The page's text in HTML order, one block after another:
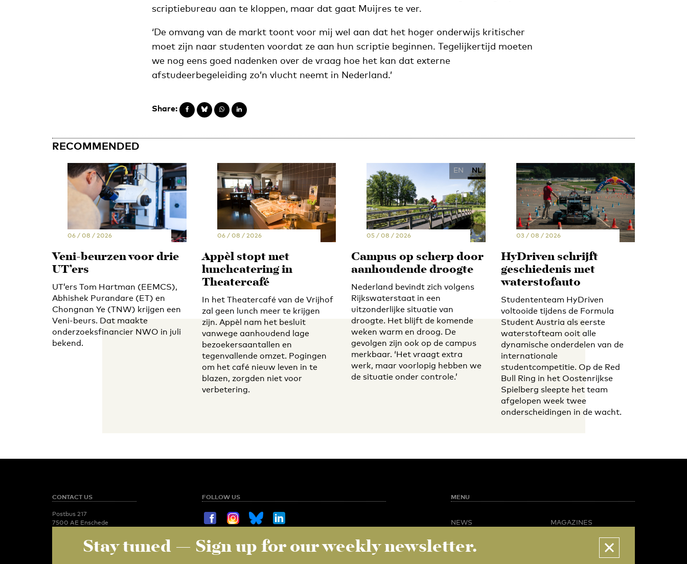
scriptiebureau aan te kloppen, maar dat gaat Muijres te ver.
‘De omvang van de markt toont voor mij wel aan dat het hoger onderwijs kritischer
moet zijn naar studenten voordat ze aan hun scriptie beginnen. Tegelijkertijd moeten
we nog eens goed nadenken over de vraag hoe het kan dat externe
afstudeerbegeleiding zo’n vlucht neemt in Nederland.’
Share:
RECOMMENDED
06 / 08 / 2026
Veni-beurzen voor drie
UT’ers
UT’ers Tom Hartman (EEMCS),
Abhishek Purandare (ET) en
Chongnan Ye (TNW) krijgen een
Veni-beurs. Dat maakte
onderzoeksfinancier NWO in juli
bekend.
06 / 08 / 2026
Appèl stopt met
lunchcatering in
Theatercafé
In het Theatercafé van de Vrijhof
zal geen lunch meer te krijgen
zijn. Appèl nam het besluit
vanwege aanhoudend lage
bezoekersaantallen en
tegenvallende omzet. Pogingen
om het café nieuw leven in te
blazen, zorgden niet voor
verbetering.
EN NL
05 / 08 / 2026
Campus op scherp door
aanhoudende droogte
Nederland bevindt zich volgens
Rijkswaterstaat in een
uitzonderlijke situatie van
droogte. Het blijft de komende
weken warm en droog. De
gevolgen zijn ook op de campus
merkbaar. ‘Het vraagt extra
werk, maar voorlopig hebben we
de situatie onder controle.’
03 / 08 / 2026
HyDriven schrijft
geschiedenis met
waterstofauto
Studententeam HyDriven
voltooide tijdens de Formula
Student Austria als eerste
waterstofteam ooit alle
dynamische onderdelen van de
internationale
studentcompetitie. Op de Red
Bull Ring in het Oostenrijkse
Spielberg sleepte het team
afgelopen week twee
onderscheidingen in de wacht.
CONTACT US
Postbus 217
7500 AE Enschede
FOLLOW US
STAY TUNED Sign up for our weekly newsletter
MENU
NEWS
SPOTLIGHT
MAGAZINES
Stay tuned— Sign up for our weekly newsletter.